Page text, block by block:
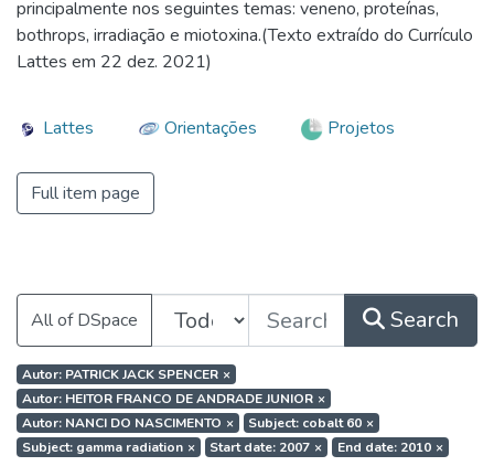
principalmente nos seguintes temas: veneno, proteínas,
bothrops, irradiação e miotoxina.(Texto extraído do Currículo
Lattes em 22 dez. 2021)
Lattes Orientações Projetos
Full item page
All of DSpace Search
Autor: PATRICK JACK SPENCER ×
Autor: HEITOR FRANCO DE ANDRADE JUNIOR ×
Autor: NANCI DO NASCIMENTO × Subject: cobalt 60 ×
Subject: gamma radiation × Start date: 2007 × End date: 2010 ×